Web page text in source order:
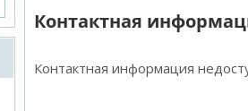
Контактная
Контактная информация